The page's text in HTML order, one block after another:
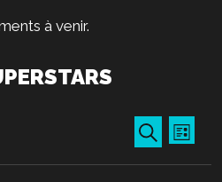
à venir.
R
ER
N
a
v
L
i